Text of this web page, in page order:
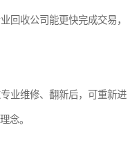
回收公司能更快完成交易，
业维修、翻新后，可重新进
念。